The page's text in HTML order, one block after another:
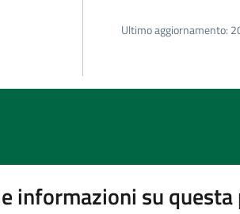
Ultimo aggiornamento:
informazioni su questa